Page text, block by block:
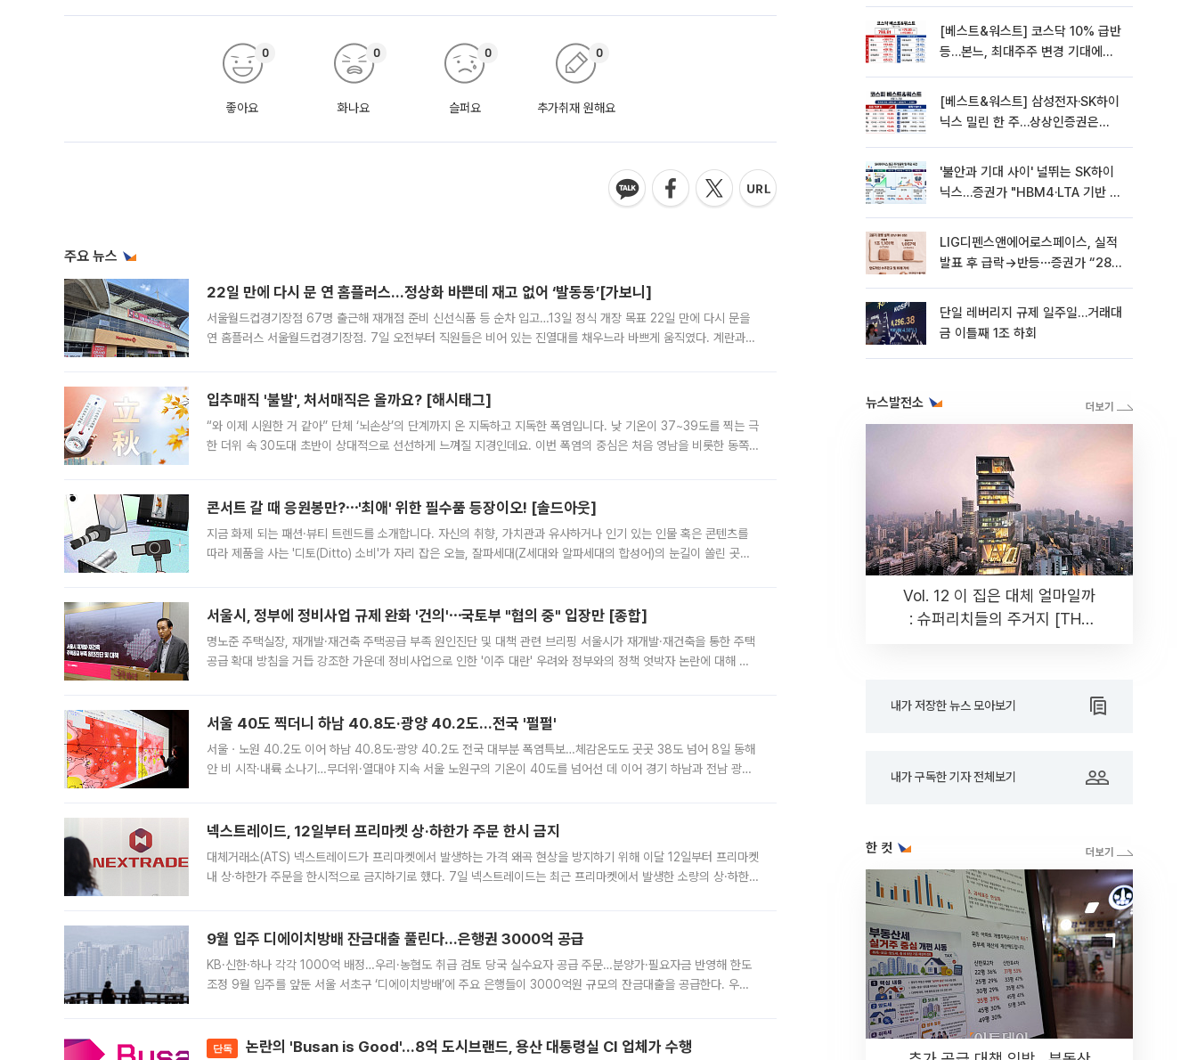
좋아요
0
화나요
0
슬퍼요
0
추가취재 원해요
0
주요 뉴스
22일 만에 다시 문 연 홈플러스…정상화 바쁜데 재고 없어 ‘발동동’[가보니]
서울월드컵경기장점 67명 출근해 재개점 준비 신선식품 등 순차 입고…13일 정식 개장 목표 22일 만에 다시 문을
연 홈플러스 서울월드컵경기장점. 7일 오전부터 직원들은 비어 있는 진열대를 채우느라 바쁘게 움직였다. 계란과
입추매직 '불발', 처서매직은 올까요? [해시태그]
“와 이제 시원한 거 같아” 단체 ‘뇌손상’의 단계까지 온 지독하고 지독한 폭염입니다. 낮 기온이 37~39도를 찍는 극
한 더위 속 30도대 초반이 상대적으로 선선하게 느껴질 지경인데요. 이번 폭염의 중심은 처음 영남을 비롯한 동쪽
콘서트 갈 때 응원봉만?⋯'최애' 위한 필수품 등장이오! [솔드아웃]
지금 화제 되는 패션·뷰티 트렌드를 소개합니다. 자신의 취향, 가치관과 유사하거나 인기 있는 인물 혹은 콘텐츠를
따라 제품을 사는 '디토(Ditto) 소비'가 자리 잡은 오늘, 잘파세대(Z세대와 알파세대의 합성어)의 눈길이 쏠린 곳은
서울시, 정부에 정비사업 규제 완화 '건의'⋯국토부 "협의 중" 입장만 [종합]
명노준 주택실장, 재개발·재건축 주택공급 부족 원인진단 및 대책 관련 브리핑 서울시가 재개발·재건축을 통한 주택
공급 확대 방침을 거듭 강조한 가운데 정비사업으로 인한 '이주 대란' 우려와 정부와의 정책 엇박자 논란에 대해 정
서울 40도 찍더니 하남 40.8도·광양 40.2도…전국 '펄펄'
서울ㆍ노원 40.2도 이어 하남 40.8도·광양 40.2도 전국 대부분 폭염특보…체감온도도 곳곳 38도 넘어 8일 동해
안 비 시작·내륙 소나기…무더위·열대야 지속 서울 노원구의 기온이 40도를 넘어선 데 이어 경기 하남과 전남 광양
넥스트레이드, 12일부터 프리마켓 상·하한가 주문 한시 금지
대체거래소(ATS) 넥스트레이드가 프리마켓에서 발생하는 가격 왜곡 현상을 방지하기 위해 이달 12일부터 프리마켓
내 상·하한가 주문을 한시적으로 금지하기로 했다. 7일 넥스트레이드는 최근 프리마켓에서 발생한 소량의 상·하한
9월 입주 디에이치방배 잔금대출 풀린다…은행권 3000억 공급
KB·신한·하나 각각 1000억 배정…우리·농협도 취급 검토 당국 실수요자 공급 주문…분양가·필요자금 반영해 한도
조정 9월 입주를 앞둔 서울 서초구 ‘디에이치방배’에 주요 은행들이 3000억원 규모의 잔금대출을 공급한다. 우리
단독 논란의 'Busan is Good'…8억 도시브랜드, 용산 대통령실 CI 업체가 수행
[베스트&워스트] 코스닥 10% 급반
등…본느, 최대주주 변경 기대에
[베스트&워스트] 삼성전자·SK하이
닉스 밀린 한 주…상상인증권은
'불안과 기대 사이' 널뛰는 SK하이
닉스…증권가 "HBM4·LTA 기반 펀
LIG디펜스앤에어로스페이스, 실적
발표 후 급락→반등⋯증권가 “28년
단일 레버리지 규제 일주일…거래대
금 이틀째 1조 하회
뉴스발전소
Vol. 12 이 집은 대체 얼마일까
: 슈퍼리치들의 주거지 [THE
내가 저장한 뉴스 모아보기
내가 구독한 기자 전체보기
한 컷